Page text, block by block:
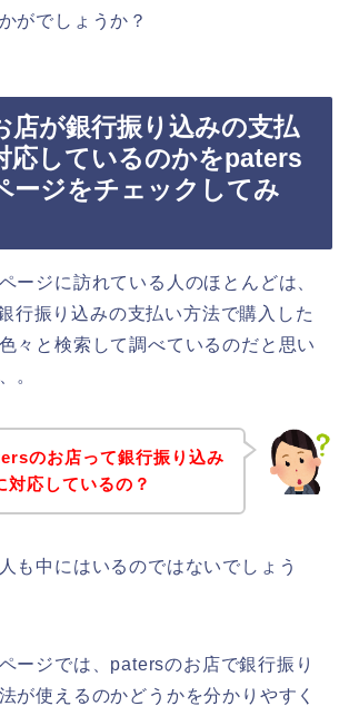
がでしょうか？
店が銀行振り込みの支払
応しているのかをpaters
ージをチェックしてみ
ージに訪れている人のほとんどは、
行振り込みの支払い方法で購入した
々と検索して調べているのだと思い
。
のお店って銀行振り込み
対応しているの？
も中にはいるのではないでしょう
ージでは、patersのお店で銀行振り
が使えるのかどうかを分かりやすく